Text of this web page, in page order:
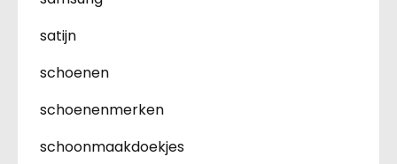
satijn
schoenen
schoenenmerken
schoonmaakdoekjes